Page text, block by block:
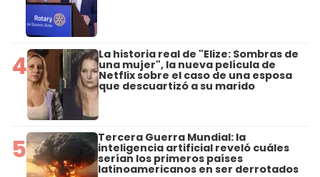
4 La historia real de "Elize: Sombras de
una mujer", la nueva película de
Netflix sobre el caso de una esposa
que descuartizó a su marido
5 Tercera Guerra Mundial: la
inteligencia artificial reveló cuáles
serían los primeros países
latinoamericanos en ser derrotados